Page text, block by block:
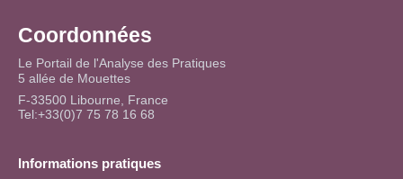
Coordonnées
Le Portail de l'Analyse des Pratiques
5 allée de Mouettes
F-33500 Libourne, France
Tel:+33(0)7 75 78 16 68
Informations pratiques